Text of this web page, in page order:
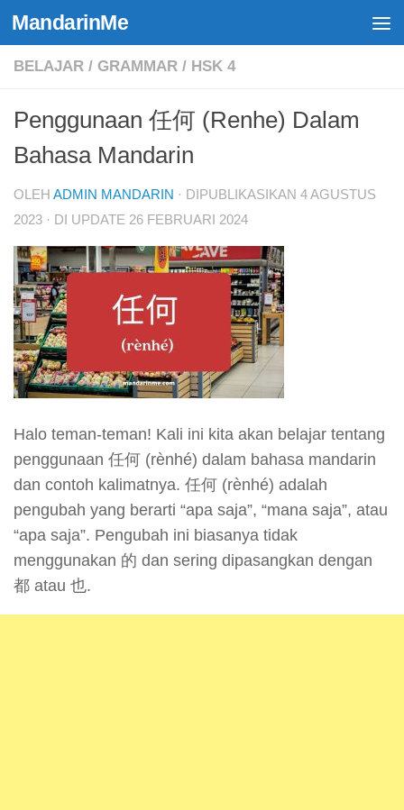
Skip to content
MandarinMe
BELAJAR / GRAMMAR / HSK 4
Penggunaan 任何 (Renhe) Dalam
Bahasa Mandarin
OLEH ADMIN MANDARIN · DIPUBLIKASIKAN 4 AGUSTUS
2023 · DI UPDATE 26 FEBRUARI 2024
Halo teman-teman! Kali ini kita akan belajar tentang
penggunaan 任何 (rènhé) dalam bahasa mandarin
dan contoh kalimatnya. 任何 (rènhé) adalah
pengubah yang berarti “apa saja”, “mana saja”, atau
“apa saja”. Pengubah ini biasanya tidak
menggunakan 的 dan sering dipasangkan dengan
都 atau 也.